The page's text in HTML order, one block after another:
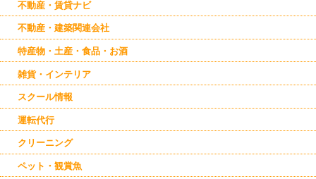
不動産・賃貸ナビ
不動産・建築関連会社
特産物・土産・食品・お酒
雑貨・インテリア
スクール情報
運転代行
クリーニング
ペット・観賞魚